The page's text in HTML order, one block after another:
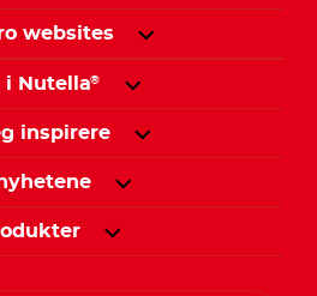
websites
i Nutella®
inspirere